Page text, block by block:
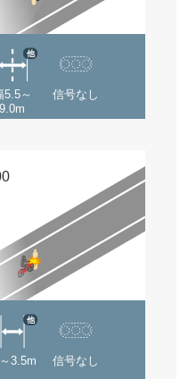
5.5～
9.0m
他
信号なし
3.5m
他
信号なし